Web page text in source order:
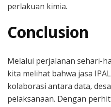
perlakuan kimia.
Conclusion
Melalui perjalanan sehari-
kita melihat bahwa jasa
kolaborasi antara data,
pelaksanaan. Dengan